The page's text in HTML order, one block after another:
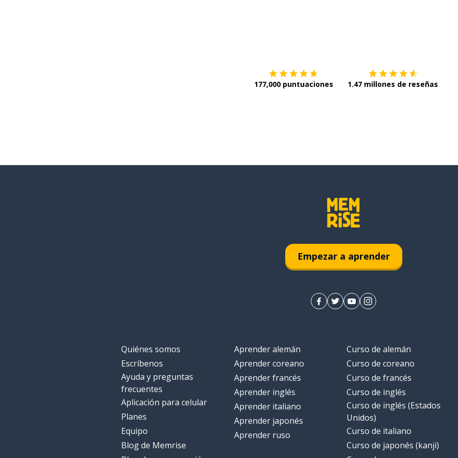
177,000 puntuaciones 1.47 millones de reseñas
Empezar a aprender
Quiénes somos
Escríbenos
Ayuda y preguntas
frecuentes
Aplicación para celular
Planes
Equipo
Blog de Memrise
Aprender alemán
Aprender coreano
Aprender francés
Aprender inglés
Aprender italiano
Aprender japonés
Aprender ruso
Curso de alemán
Curso de coreano
Curso de francés
Curso de inglés
Curso de inglés (Estados
Unidos)
Curso de italiano
Curso de japonés (kanji)